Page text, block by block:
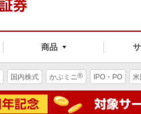
商品
国内株式 かぶミニ® IPO・PO